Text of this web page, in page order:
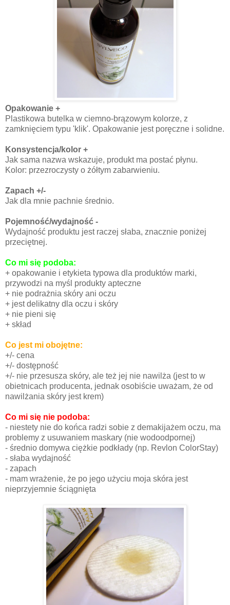
Opakowanie +
Plastikowa butelka w ciemno-brązowym kolorze, z
zamknięciem typu 'klik'. Opakowanie jest poręczne i solidne.
Konsystencja/kolor +
Jak sama nazwa wskazuje, produkt ma postać płynu.
Kolor: przezroczysty o żółtym zabarwieniu.
Zapach +/-
Jak dla mnie pachnie średnio.
Pojemność/wydajność -
Wydajność produktu jest raczej słaba, znacznie poniżej
przeciętnej.
Co mi się podoba:
+ opakowanie i etykieta typowa dla produktów marki,
przywodzi na myśl produkty apteczne
+ nie podrażnia skóry ani oczu
+ jest delikatny dla oczu i skóry
+ nie pieni się
+ skład
Co jest mi obojętne:
+/- cena
+/- dostępność
+/- nie przesusza skóry, ale też jej nie nawilża (jest to w
obietnicach producenta, jednak osobiście uważam, że od
nawilżania skóry jest krem)
Co mi się nie podoba:
- niestety nie do końca radzi sobie z demakijażem oczu, ma
problemy z usuwaniem maskary (nie wodoodpornej)
- średnio domywa ciężkie podkłady (np. Revlon ColorStay)
- słaba wydajność
- zapach
- mam wrażenie, że po jego użyciu moja skóra jest
nieprzyjemnie ściągnięta